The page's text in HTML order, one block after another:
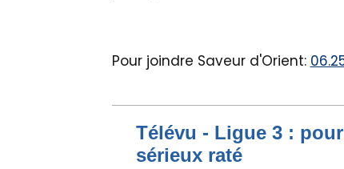
Pour joindre Saveur d'Orient:
Télévu - Ligue 3 :
sérieux raté